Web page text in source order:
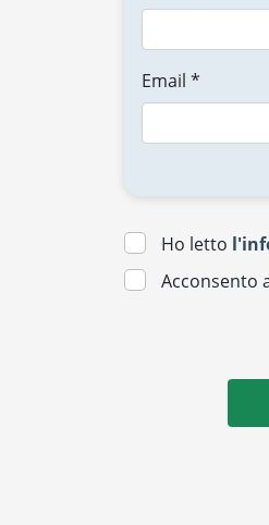
Email *
Ho letto
Acconsento